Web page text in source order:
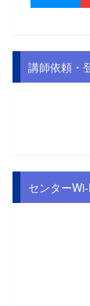
講師依頼・
センター